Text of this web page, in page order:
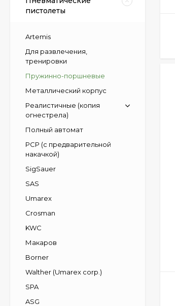
пистолеты
Artemis
Для развлечения,
тренировки
Пружинно-поршневые
Металлический корпус
Реалистичные (копия
огнестрела)
Полный автомат
РСР (с предварительной
накачкой)
SigSauer
SAS
Umarex
Crosman
KWC
Макаров
Borner
Walther (Umarex corp.)
SPA
ASG